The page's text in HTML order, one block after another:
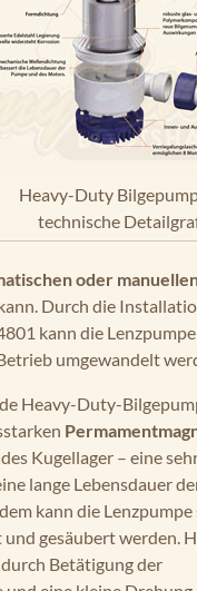
Heavy-Duty
technische
oder
Durch die
kann die
umgewandelt
Heavy-Duty-
Kugellager – eine
lange Lebensdauer
kann die
gesäubert werden.
Betätigung der